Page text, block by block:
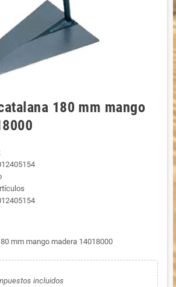
180 mm mango
mm mango madera 14018000
incluidos